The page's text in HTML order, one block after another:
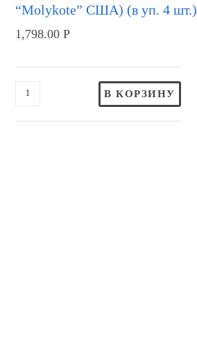
“Molykote” США) (в уп. 4 шт.)
1,798.00Р
В КОРЗИНУ